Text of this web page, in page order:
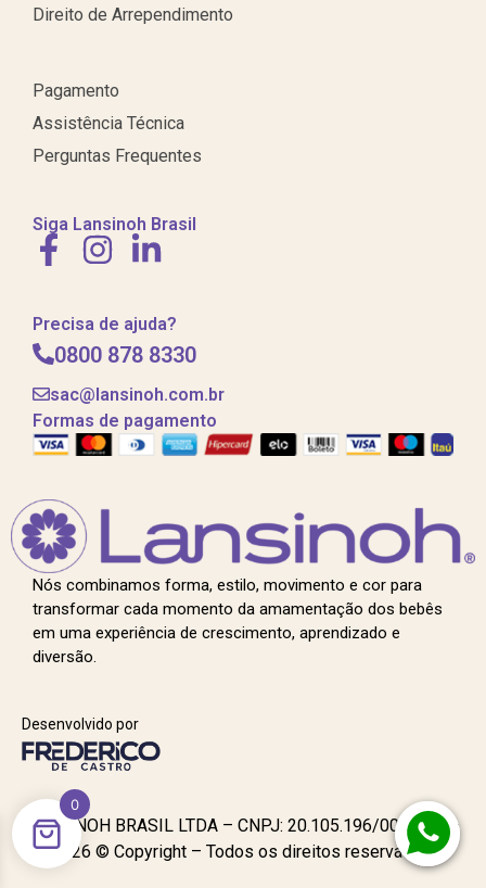
Direito de Arrependimento
Pagamento
Assistência Técnica
Perguntas Frequentes
Siga Lansinoh Brasil
Precisa de ajuda?
0800 878 8330
sac@lansinoh.com.br
Formas de pagamento
Nós combinamos forma, estilo, movimento e cor para
transformar cada momento da amamentação dos bebês
em uma experiência de crescimento, aprendizado e
diversão.
Desenvolvido por
LANSINOH BRASIL LTDA – CNPJ: 20.105.196/0001-96 –
2026 © Copyright – Todos os direitos reservados.
0